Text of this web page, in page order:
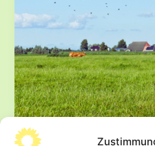
Frühjahrsempfang
Anna
Cavazzini